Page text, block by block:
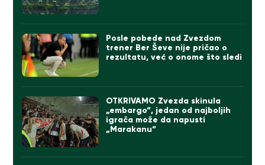
Posle pobede nad Zvezdom
trener Ber Ševe nije pričao o
rezultatu, već o onome što sledi
OTKRIVAMO Zvezda skinula
„embargo“, jedan od najboljih
igrača može da napusti
„Marakanu“